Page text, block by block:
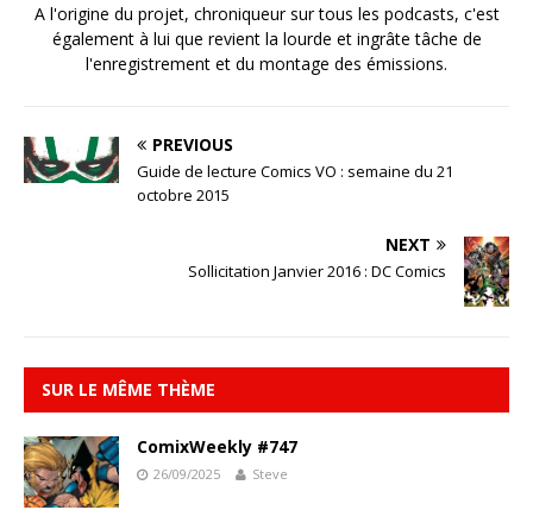
A l'origine du projet, chroniqueur sur tous les podcasts, c'est
également à lui que revient la lourde et ingrâte tâche de
l'enregistrement et du montage des émissions.
PREVIOUS
Guide de lecture Comics VO : semaine du 21
octobre 2015
NEXT
Sollicitation Janvier 2016 : DC Comics
SUR LE MÊME THÈME
ComixWeekly #747
26/09/2025 Steve